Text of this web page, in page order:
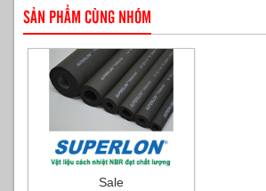
SẢN PHẨM CÙNG NHÓM
Sale